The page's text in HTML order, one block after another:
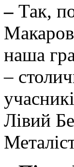
– Так,
наша
–
Лівий